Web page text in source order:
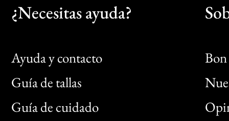
¿Necesitas ayuda?
Ayuda y contacto
Guía de tallas
Guía de cuidado
Bon